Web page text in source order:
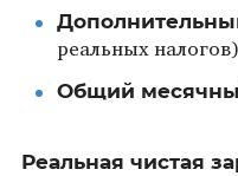
реальных
Общий
Реальная чистая